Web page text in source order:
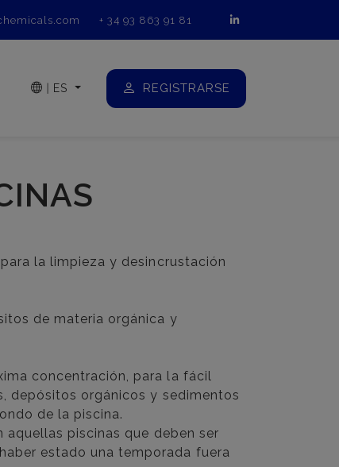
+ 34 93 863 91 81
ES REGISTRARSE
la limpieza y desincrustación
de materia orgánica y
concentración, para la fácil
depósitos orgánicos y sedimentos
de la piscina.
aquellas piscinas que deben ser
estado una temporada fuera